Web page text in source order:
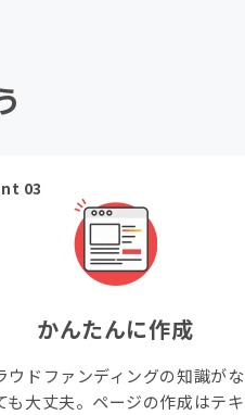
03
かんたんに作成
ウドファンディングの知識がな
も大丈夫。ページの作成はテキ